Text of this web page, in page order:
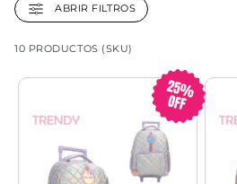
ABRIR FILTROS
10 PRODUCTOS (SKU)
25%
OFF